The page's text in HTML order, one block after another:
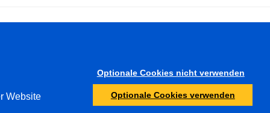
Jugendschutz
Website
Optionale Cookies nicht verwenden
Optionale Cookies verwenden